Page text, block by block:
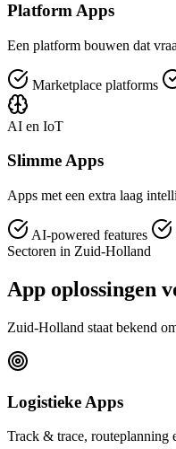
Platform Apps
Een platform bouwen dat
Marketplace platforms
AI en IoT
Slimme Apps
Apps met een extra laag
AI-powered features
Sectoren in Zuid-Holland
App oplossingen
Zuid-Holland staat bekend
Logistieke Apps
Track & trace, routeplanning